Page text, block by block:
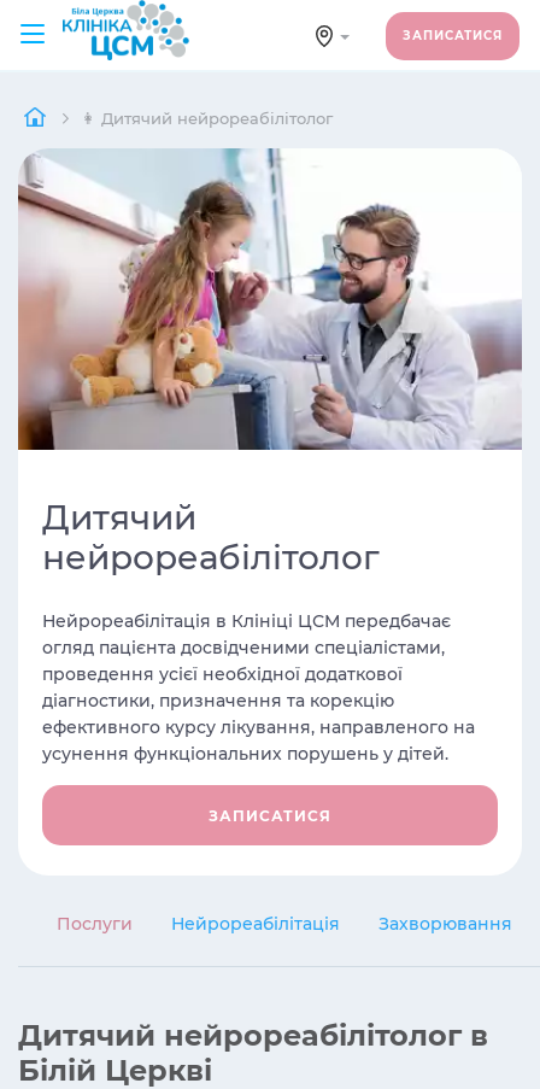
ЗАПИСАТИСЯ
👩 Дитячий нейрореабілітолог
Дитячий
нейрореабілітолог
Нейрореабілітація в Клініці ЦСМ передбачає
огляд пацієнта досвідченими спеціалістами,
проведення усієї необхідної додаткової
діагностики, призначення та корекцію
ефективного курсу лікування, направленого на
усунення функціональних порушень у дітей.
ЗАПИСАТИСЯ
Послуги Нейрореабілітація Захворювання
Дитячий нейрореабілітолог в
Білій Церкві